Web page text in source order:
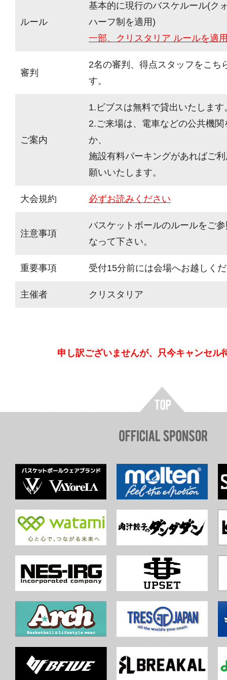
ルール
基本的に現行のバスケルール(ク
ハーフ制を適用)
一部、クリスタリア ルールを適
審判
2名の審判、得点スタッフをこち
す。
ご案内
1.ビブスは無料で貸出いたします
2.ご来場は、電車などの公共機
か、
施設有料パーキングがあればご
願いいたします。
大会規約 必ずお読みください
注意事項
バスケットボールのルールをご
なって下さい。
重要事項 受付15分前には会場へお越しく
主催者 クリスタリア
申し訳ございませんが、只今キャンセル